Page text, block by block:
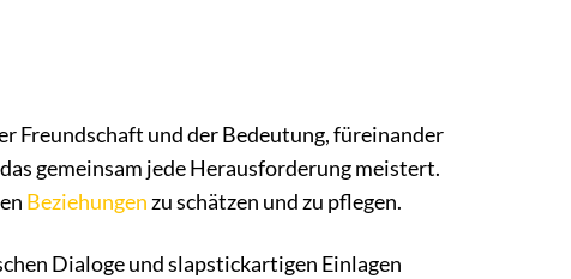
Freundschaft und der Bedeutung, füreinander
gemeinsam jede Herausforderung meistert.
Beziehungenzu schätzen und zu pflegen.
Dialoge und slapstickartigen Einlagen